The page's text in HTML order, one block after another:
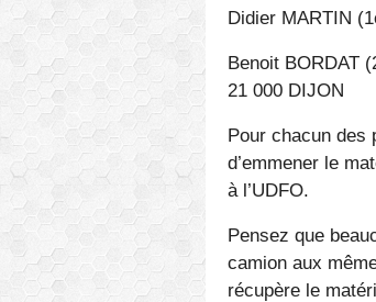
Didier MARTIN
Benoit BORDAT
21 000 DIJON
Pour chacun des
d’emmener le
à l’UDFO.
Pensez que
camion aux
récupère le